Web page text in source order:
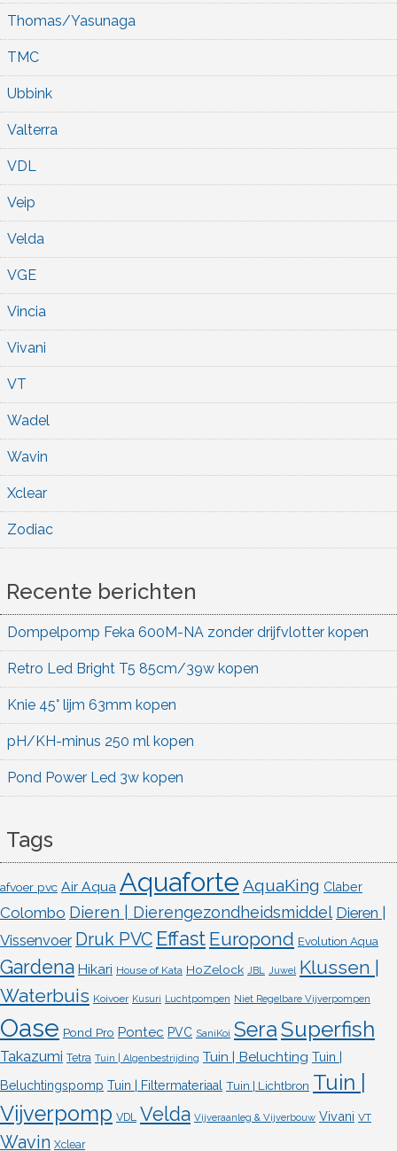
Thomas/Yasunaga
TMC
Ubbink
Valterra
VDL
Veip
Velda
VGE
Vincia
Vivani
VT
Wadel
Wavin
Xclear
Zodiac
Recente berichten
Dompelpomp Feka 600M-NA zonder drijfvlotter kopen
Retro Led Bright T5 85cm/39w kopen
Knie 45° lijm 63mm kopen
pH/KH-minus 250 ml kopen
Pond Power Led 3w kopen
Tags
afvoer pvc Air Aqua Aquaforte AquaKing Claber
Colombo Dieren | Dierengezondheidsmiddel Dieren |
Vissenvoer Druk PVC Effast Europond Evolution Aqua
Gardena Hikari House of Kata HoZelock JBL Juwel Klussen |
Waterbuis Koivoer Kusuri Luchtpompen Niet Regelbare Vijverpompen
Oase Pond Pro Pontec PVC SaniKoi SeraSuperfish
Takazumi Tetra Tuin | Algenbestrijding Tuin | Beluchting Tuin |
Beluchtingspomp Tuin | Filtermateriaal Tuin | Lichtbron Tuin |
Vijverpomp VDL Velda Vijveraanleg & Vijverbouw Vivani VT
Wavin Xclear